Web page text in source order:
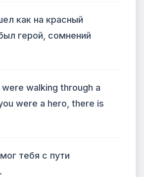
как на красный
герой, сомнений
walking through a
were a hero, there is
тебя с пути